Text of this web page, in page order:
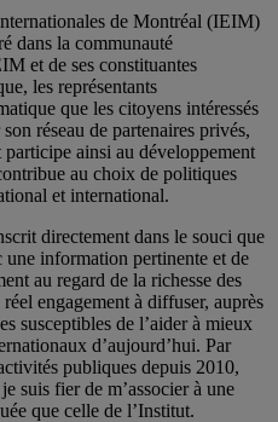
de Montréal (IEIM)
dans la communauté
et de ses constituantes
les représentants
que les citoyens intéressés
réseau de partenaires privés,
ainsi au développement
au choix de politiques
et international.
directement dans le souci que
information pertinente et de
au regard de la richesse des
engagement à diffuser, auprès
susceptibles de l’aider à mieux
d’aujourd’hui. Par
publiques depuis 2010,
suis fier de m’associer à une
que celle de l’Institut.